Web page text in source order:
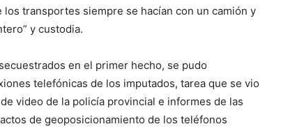
transportes siempre se hacían con un camión y
y custodia.
en el primer hecho, se pudo
telefónicas de los imputados, tarea que se vio
video de la policía provincial e informes de las
de geoposicionamiento de los teléfonos